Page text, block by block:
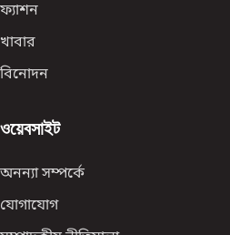
ফ্যাশন
খাবার
বিনোদন
ওয়েবসাইট
অনন্যা সম্পর্কে
যোগাযোগ